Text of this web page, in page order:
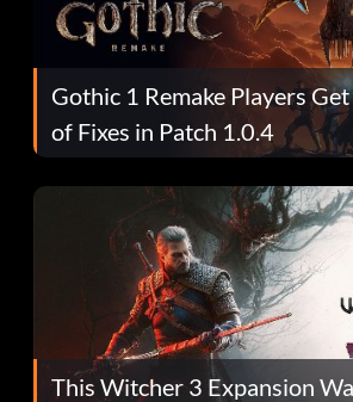
Gothic 1 Remake Players
of Fixes in Patch 1.0.4
This Witcher 3 Expansion